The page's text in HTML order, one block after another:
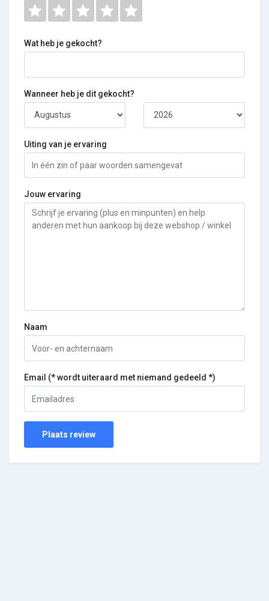
Wat heb je gekocht?
Wanneer heb je dit gekocht?
Uiting van je ervaring
Jouw ervaring
Naam
Email (* wordt uiteraard met niemand gedeeld *)
Plaats review